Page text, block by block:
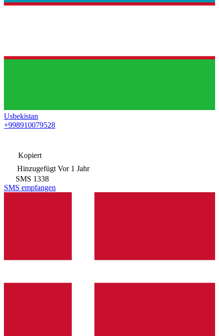
Usbekistan
+998910079528
Kopiert
Hinzugefügt Vor 1 Jahr
SMS 1338
SMS empfangen